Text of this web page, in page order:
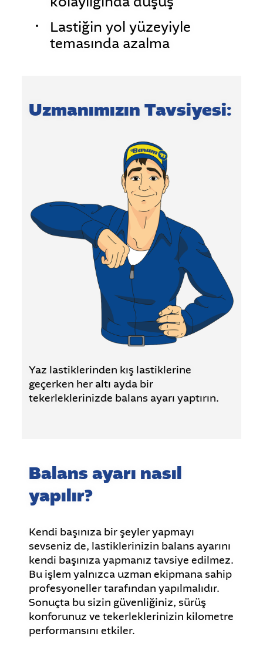
Lastiğin yol yüzeyiyle
temasında azalma
Uzmanımızın Tavsiyesi:
Yaz lastiklerinden kış lastiklerine
geçerken her altı ayda bir
tekerleklerinizde balans ayarı yaptırın.
Balans ayarı nasıl
yapılır?
Kendi başınıza bir şeyler yapmayı
sevseniz de, lastiklerinizin balans ayarını
kendi başınıza yapmanız tavsiye edilmez.
Bu işlem yalnızca uzman ekipmana sahip
profesyoneller tarafından yapılmalıdır.
Sonuçta bu sizin güvenliğiniz, sürüş
konforunuz ve tekerleklerinizin kilometre
performansını etkiler.